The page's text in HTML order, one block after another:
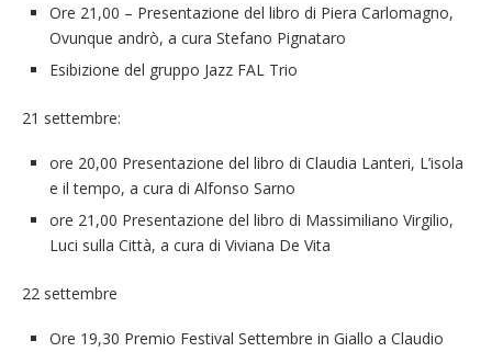
Ore 21,00 – Presentazione del libro di Piera Carlomagno,
Ovunque andrò, a cura Stefano Pignataro
Esibizione del gruppo Jazz FAL Trio
21 settembre:
ore 20,00 Presentazione del libro di Claudia Lanteri, L’isola
e il tempo, a cura di Alfonso Sarno
ore 21,00 Presentazione del libro di Massimiliano Virgilio,
Luci sulla Città, a cura di Viviana De Vita
22 settembre
Ore 19,30 Premio Festival Settembre in Giallo a Claudio